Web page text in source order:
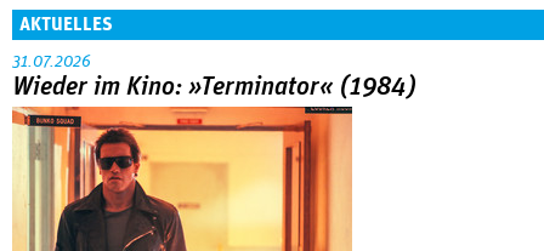
AKTUELLES
31.07.2026
Wieder im Kino: »Terminator« (1984)